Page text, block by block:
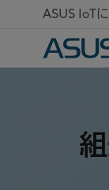
ASUS IoT